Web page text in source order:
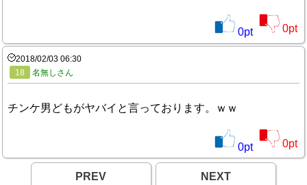
0pt 0pt
2018/02/03 06:30
18
名無しさん
チンケ男どもがヤバイと言っております。ｗｗ
0pt 0pt
PREV NEXT